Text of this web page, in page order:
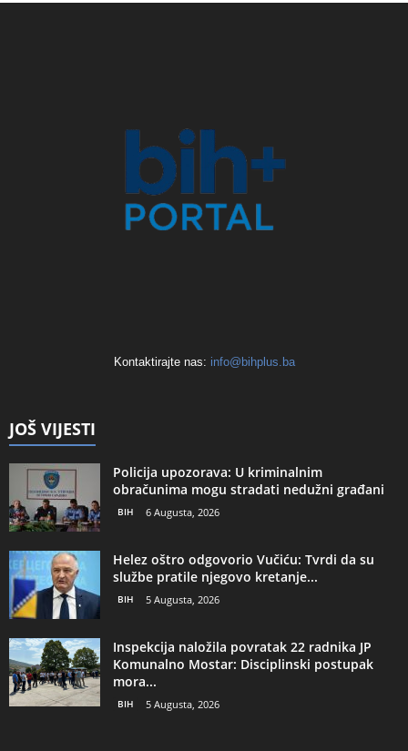
Kontaktirajte nas: info@bihplus.ba
JOŠ VIJESTI
Policija upozorava: U kriminalnim
obračunima mogu stradati nedužni građani
BIH 6 Augusta, 2026
Helez oštro odgovorio Vučiću: Tvrdi da su
službe pratile njegovo kretanje...
BIH 5 Augusta, 2026
Inspekcija naložila povratak 22 radnika JP
Komunalno Mostar: Disciplinski postupak
mora...
BIH 5 Augusta, 2026